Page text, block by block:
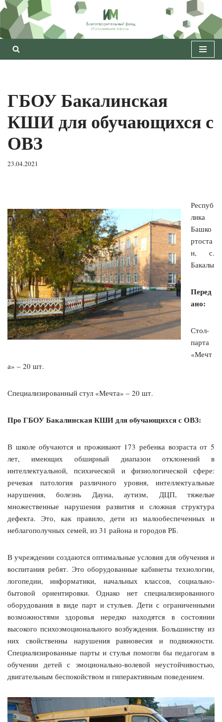
Перейти
к
содержимому
ГБОУ Бакалинская
КШИ для обучающихся с
ОВЗ
23.04.2021
Респуб
лика
Башко
ртоста
н, с.
Бакалы
Перед
ано:
Стол-
парта
«Мечт
а» – 20 шт.
Специализированный стул «Мечта» – 20 шт.
Про ГБОУ Бакалинская КШИ для обучающихся с ОВЗ:
В школе обучаются и проживают 173 ребенка возраста от 5
лет, имеющих обширный диапазон отклонений в
интеллектуальной, психической и физиологической сфере:
речевая патология различного уровня, интеллектуальные
нарушения, болезнь Дауна, аутизм, ДЦП, тяжелые
множественные нарушения развития и сложная структура
дефекта. Это, как правило, дети из малообеспеченных и
неблагополучных семей, из 31 района и городов РБ.
В учреждении создаются оптимальные условия для обучения и
воспитания ребят. Это оборудованные кабинеты технологии,
логопедии, информатики, начальных классов, социально-
бытовой ориентировки. Однако нет специализированного
оборудования в виде парт и стульев. Дети с ограниченными
возможностями здоровья нередко находятся в состоянии
высокого психоэмоционального возбуждения. Большинству из
них свойственны нарушения равновесия и подвижности.
Специализированные парты и стулья помогли бы педагогам в
обучении детей с эмоционально-волевой неустойчивостью,
двигательным беспокойством и гиперактивным поведением.